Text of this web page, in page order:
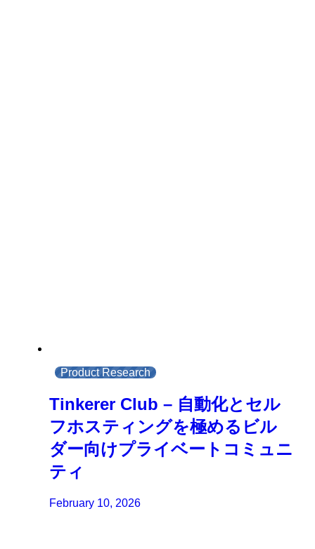
Product Research
Tinkerer Club – 自動化とセル
フホスティングを極めるビル
ダー向けプライベートコミュニ
ティ
February 10, 2026